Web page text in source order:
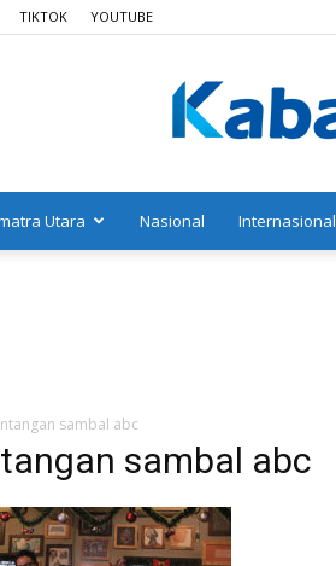
TIKTOK YOUTUBE
Utara Nasional Internasional
sambal abc
sambal abc